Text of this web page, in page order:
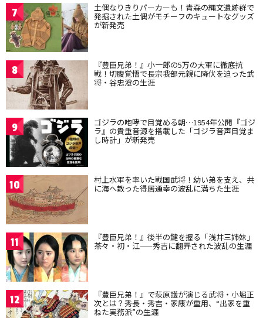
7 土偶なりきりパーカーも！青森の縄文遺跡群で
発掘された土偶がモチーフのキュートなグッズ
が新発売
8 『豊臣兄弟！』小一郎の5万の大軍に徹底抗
戦！切腹覚悟で長宗我部元親に降伏を迫った武
将・谷忠澄の生涯
9 ゴジラの咆哮で目覚める朝…1954年公開『ゴジ
ラ』の貴重音源を搭載した「ゴジラ音声目覚ま
し時計」が新発売
10 村上水軍を率いた戦国武将！幼い弟を支え、共
に海へ散った得居通幸の波乱に満ちた生涯
11 『豊臣兄弟！』後半の鍵を握る「浅井三姉妹」
茶々・初・江——秀吉に翻弄された波乱の生涯
12 『豊臣兄弟！』で萩原護が演じる武将・小堀正
次とは？秀長・秀吉・家康が重用、“出家を重
ねた実務派”の生涯